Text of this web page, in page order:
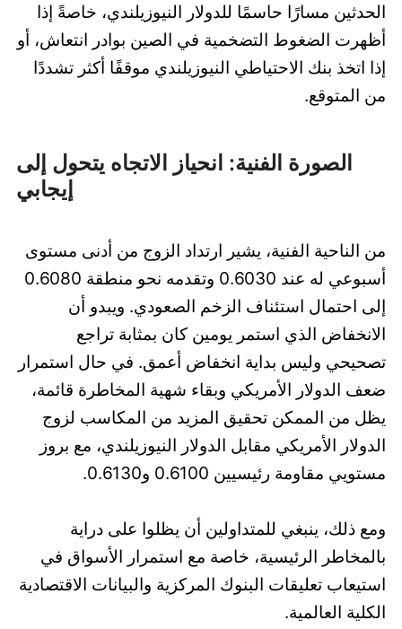
الحدثين مسارًا حاسمًا للدولار النيوزيلندي، خاصةً إذا
أظهرت الضغوط التضخمية في الصين بوادر انتعاش، أو
إذا اتخذ بنك الاحتياطي النيوزيلندي موقفًا أكثر تشددًا
من المتوقع.
الصورة الفنية: انحياز الاتجاه يتحول إلى
إيجابي
من الناحية الفنية، يشير ارتداد الزوج من أدنى مستوى
أسبوعي له عند 0.6030 وتقدمه نحو منطقة 0.6080
إلى احتمال استئناف الزخم الصعودي. ويبدو أن
الانخفاض الذي استمر يومين كان بمثابة تراجع
تصحيحي وليس بداية انخفاض أعمق. في حال استمرار
ضعف الدولار الأمريكي وبقاء شهية المخاطرة قائمة،
يظل من الممكن تحقيق المزيد من المكاسب لزوج
الدولار الأمريكي مقابل الدولار النيوزيلندي، مع بروز
مستويي مقاومة رئيسيين 0.6100 و0.6130.
ومع ذلك، ينبغي للمتداولين أن يظلوا على دراية
بالمخاطر الرئيسية، خاصة مع استمرار الأسواق في
استيعاب تعليقات البنوك المركزية والبيانات الاقتصادية
الكلية العالمية.